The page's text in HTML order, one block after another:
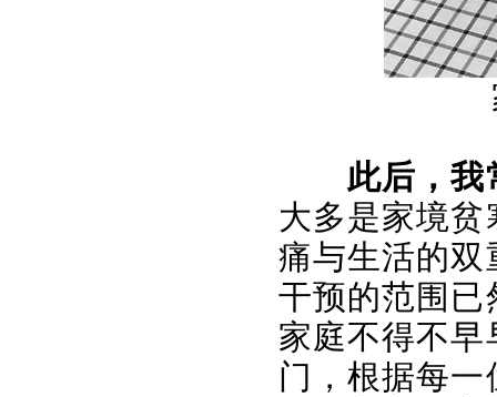
此后，我
大多是家境
痛与生活的双
干预的范围已
家庭不得不
门，根据每